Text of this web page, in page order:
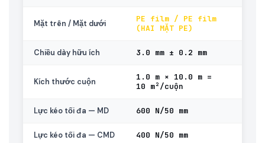
Mặt trên / Mặt dưới
PE film / PE film
(HAI MẶT PE)
Chiều dày hữu ích 3.0 mm ± 0.2 mm
Kích thước cuộn
1.0 m × 10.0 m =
10 m²/cuộn
Lực kéo tối đa — MD 600 N/50 mm
Lực kéo tối đa — CMD 400 N/50 mm